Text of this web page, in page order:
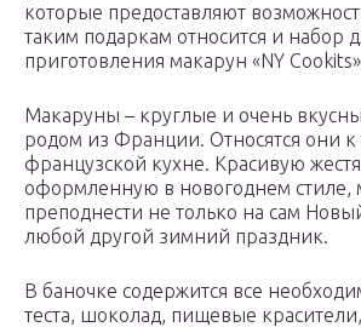
которые предоставляют
таким подаркам относится и набор
приготовления макарун «NY
Макаруны – круглые и очень
родом из Франции. Относятся они
французской кухне. Красивую
оформленную в новогоднем стиле,
преподнести не только на сам
любой другой зимний праздник.
В баночке содержится все
теста, шоколад, пищевые